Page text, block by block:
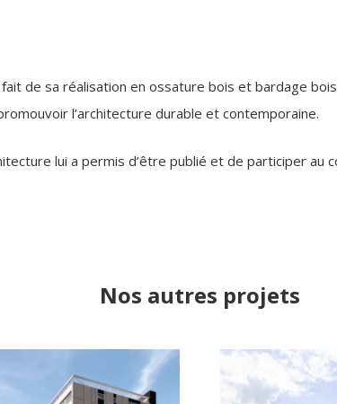
de sa réalisation en ossature bois et bardage bois
l’architecture durable et contemporaine.
lui a permis d’être publié et de participer au
Nos autres projets